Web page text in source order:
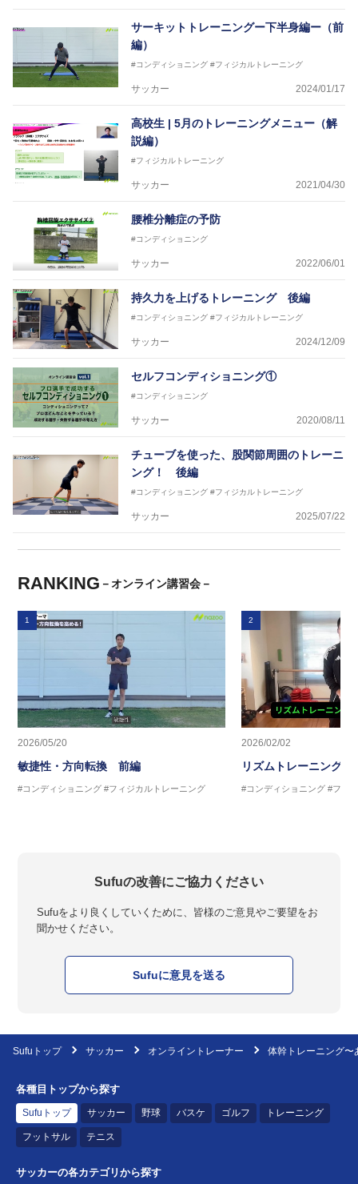
サーキットトレーニングー下半身編ー（前
編）
#コンディショニング #フィジカルトレーニング
サッカー 2024/01/17
高校生 | 5月のトレーニングメニュー（解
説編）
#フィジカルトレーニング
サッカー 2021/04/30
腰椎分離症の予防
#コンディショニング
サッカー 2022/06/01
持久力を上げるトレーニング 後編
#コンディショニング #フィジカルトレーニング
サッカー 2024/12/09
セルフコンディショニング①
#コンディショニング
サッカー 2020/08/11
チューブを使った、股関節周囲のトレーニ
ング！ 後編
#コンディショニング #フィジカルトレーニング
サッカー 2025/07/22
RANKING －オンライン講習会－
1
2026/05/20
敏捷性・方向転換 前編
#コンディショニング #フィジカルトレーニング
2
2026/02/02
リズムトレーニング
#コンディショニング #フィ
Sufuの改善にご協力ください
Sufuをより良くしていくために、皆様のご意見やご要望をお
聞かせください。
Sufuに意見を送る
Sufuトップ サッカー オンライントレーナー 体幹トレーニング〜
各種目トップから探す
Sufuトップ サッカー 野球 バスケ ゴルフ トレーニング
フットサル テニス
サッカーの各カテゴリから探す